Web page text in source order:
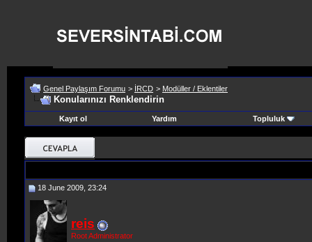
Genel Paylaşım Forumu > İRCD > Modüller / Eklentiler
Konularınızı Renklendirin
Kayıt ol Yardım Topluluk
18 June 2009, 23:24
reis
Root Administrator